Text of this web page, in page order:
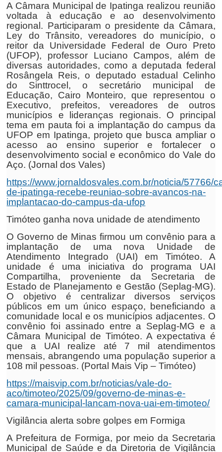
A Câmara Municipal de Ipatinga realizou reunião
voltada à educação e ao desenvolvimento
regional. Participaram o presidente da Câmara,
Ley do Trânsito, vereadores do município, o
reitor da Universidade Federal de Ouro Preto
(UFOP), professor Luciano Campos, além de
diversas autoridades, como a deputada federal
Rosângela Reis, o deputado estadual Celinho
do Sinttrocel, o secretário municipal de
Educação, Cairo Monteiro, que representou o
Executivo, prefeitos, vereadores de outros
municípios e lideranças regionais. O principal
tema em pauta foi a implantação do campus da
UFOP em Ipatinga, projeto que busca ampliar o
acesso ao ensino superior e fortalecer o
desenvolvimento social e econômico do Vale do
Aço. (Jornal dos Vales)
https://www.jornaldosvales.com.br/noticia/57766/
de-ipatinga-recebe-reuniao-sobre-avancos-na-
implantacao-do-campus-da-ufop
Timóteo ganha nova unidade de atendimento
O Governo de Minas firmou um convênio para a
implantação de uma nova Unidade de
Atendimento Integrado (UAI) em Timóteo. A
unidade é uma iniciativa do programa UAI
Compartilha, proveniente da Secretaria de
Estado de Planejamento e Gestão (Seplag-MG).
O objetivo é centralizar diversos serviços
públicos em um único espaço, beneficiando a
comunidade local e os municípios adjacentes. O
convênio foi assinado entre a Seplag-MG e a
Câmara Municipal de Timóteo. A expectativa é
que a UAI realize até 7 mil atendimentos
mensais, abrangendo uma população superior a
108 mil pessoas. (Portal Mais Vip – Timóteo)
https://maisvip.com.br/noticias/vale-do-
aco/timoteo/2025/09/governo-de-minas-e-
camara-municipal-lancam-nova-uai-em-timoteo/
Vigilância alerta sobre golpes em Formiga
A Prefeitura de Formiga, por meio da Secretaria
Municipal de Saúde e da Diretoria de Vigilância